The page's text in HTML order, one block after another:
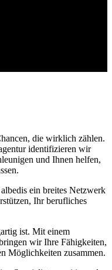
die wirklich zählen.
identifizieren wir
und Ihnen helfen,
ein breites Netzwerk
Ihr berufliches
ist. Mit einem
wir Ihre Fähigkeiten,
Möglichkeiten zusammen.